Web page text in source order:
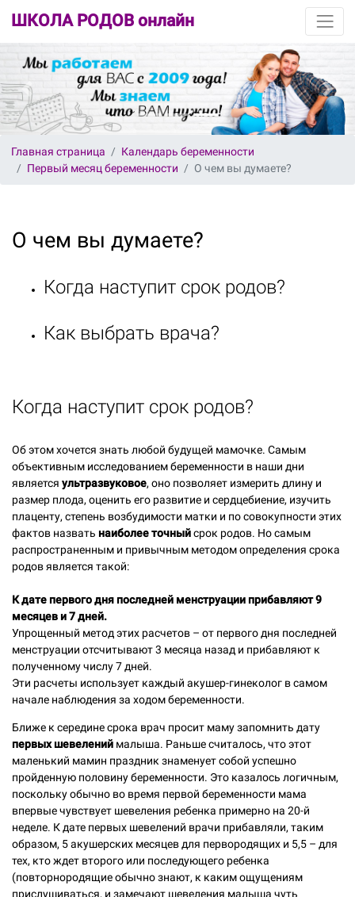
ШКОЛА РОДОВ онлайн
Главная страница
Календарь беременности
Первый месяц беременности
О чем вы думаете?
О чем вы думаете?
Когда наступит срок родов?
Как выбрать врача?
Когда наступит срок родов?
Об этом хочется знать любой будущей мамочке. Самым
объективным исследованием беременности в наши дни
является ультразвуковое, оно позволяет измерить длину и
размер плода, оценить его развитие и сердцебиение, изучить
плаценту, степень возбудимости матки и по совокупности этих
фактов назвать наиболее точныйсрок родов. Но самым
распространенным и привычным методом определения срока
родов является такой:
К дате первого дня последней менструации прибавляют 9
месяцев и 7 дней.
Упрощенный метод этих расчетов – от первого дня последней
менструации отсчитывают 3 месяца назад и прибавляют к
полученному числу 7 дней.
Эти расчеты использует каждый акушер-гинеколог в самом
начале наблюдения за ходом беременности.
Ближе к середине срока врач просит маму запомнить дату
первых шевелений малыша. Раньше считалось, что этот
маленький мамин праздник знаменует собой успешно
пройденную половину беременности. Это казалось логичным,
поскольку обычно во время первой беременности мама
впервые чувствует шевеления ребенка примерно на 20-й
неделе. К дате первых шевелений врачи прибавляли, таким
образом, 5 акушерских месяцев для первородящих и 5,5 – для
тех, кто ждет второго или последующего ребенка
(повторнородящие обычно знают, к каким ощущениям
прислушиваться, и замечают шевеления малыша чуть